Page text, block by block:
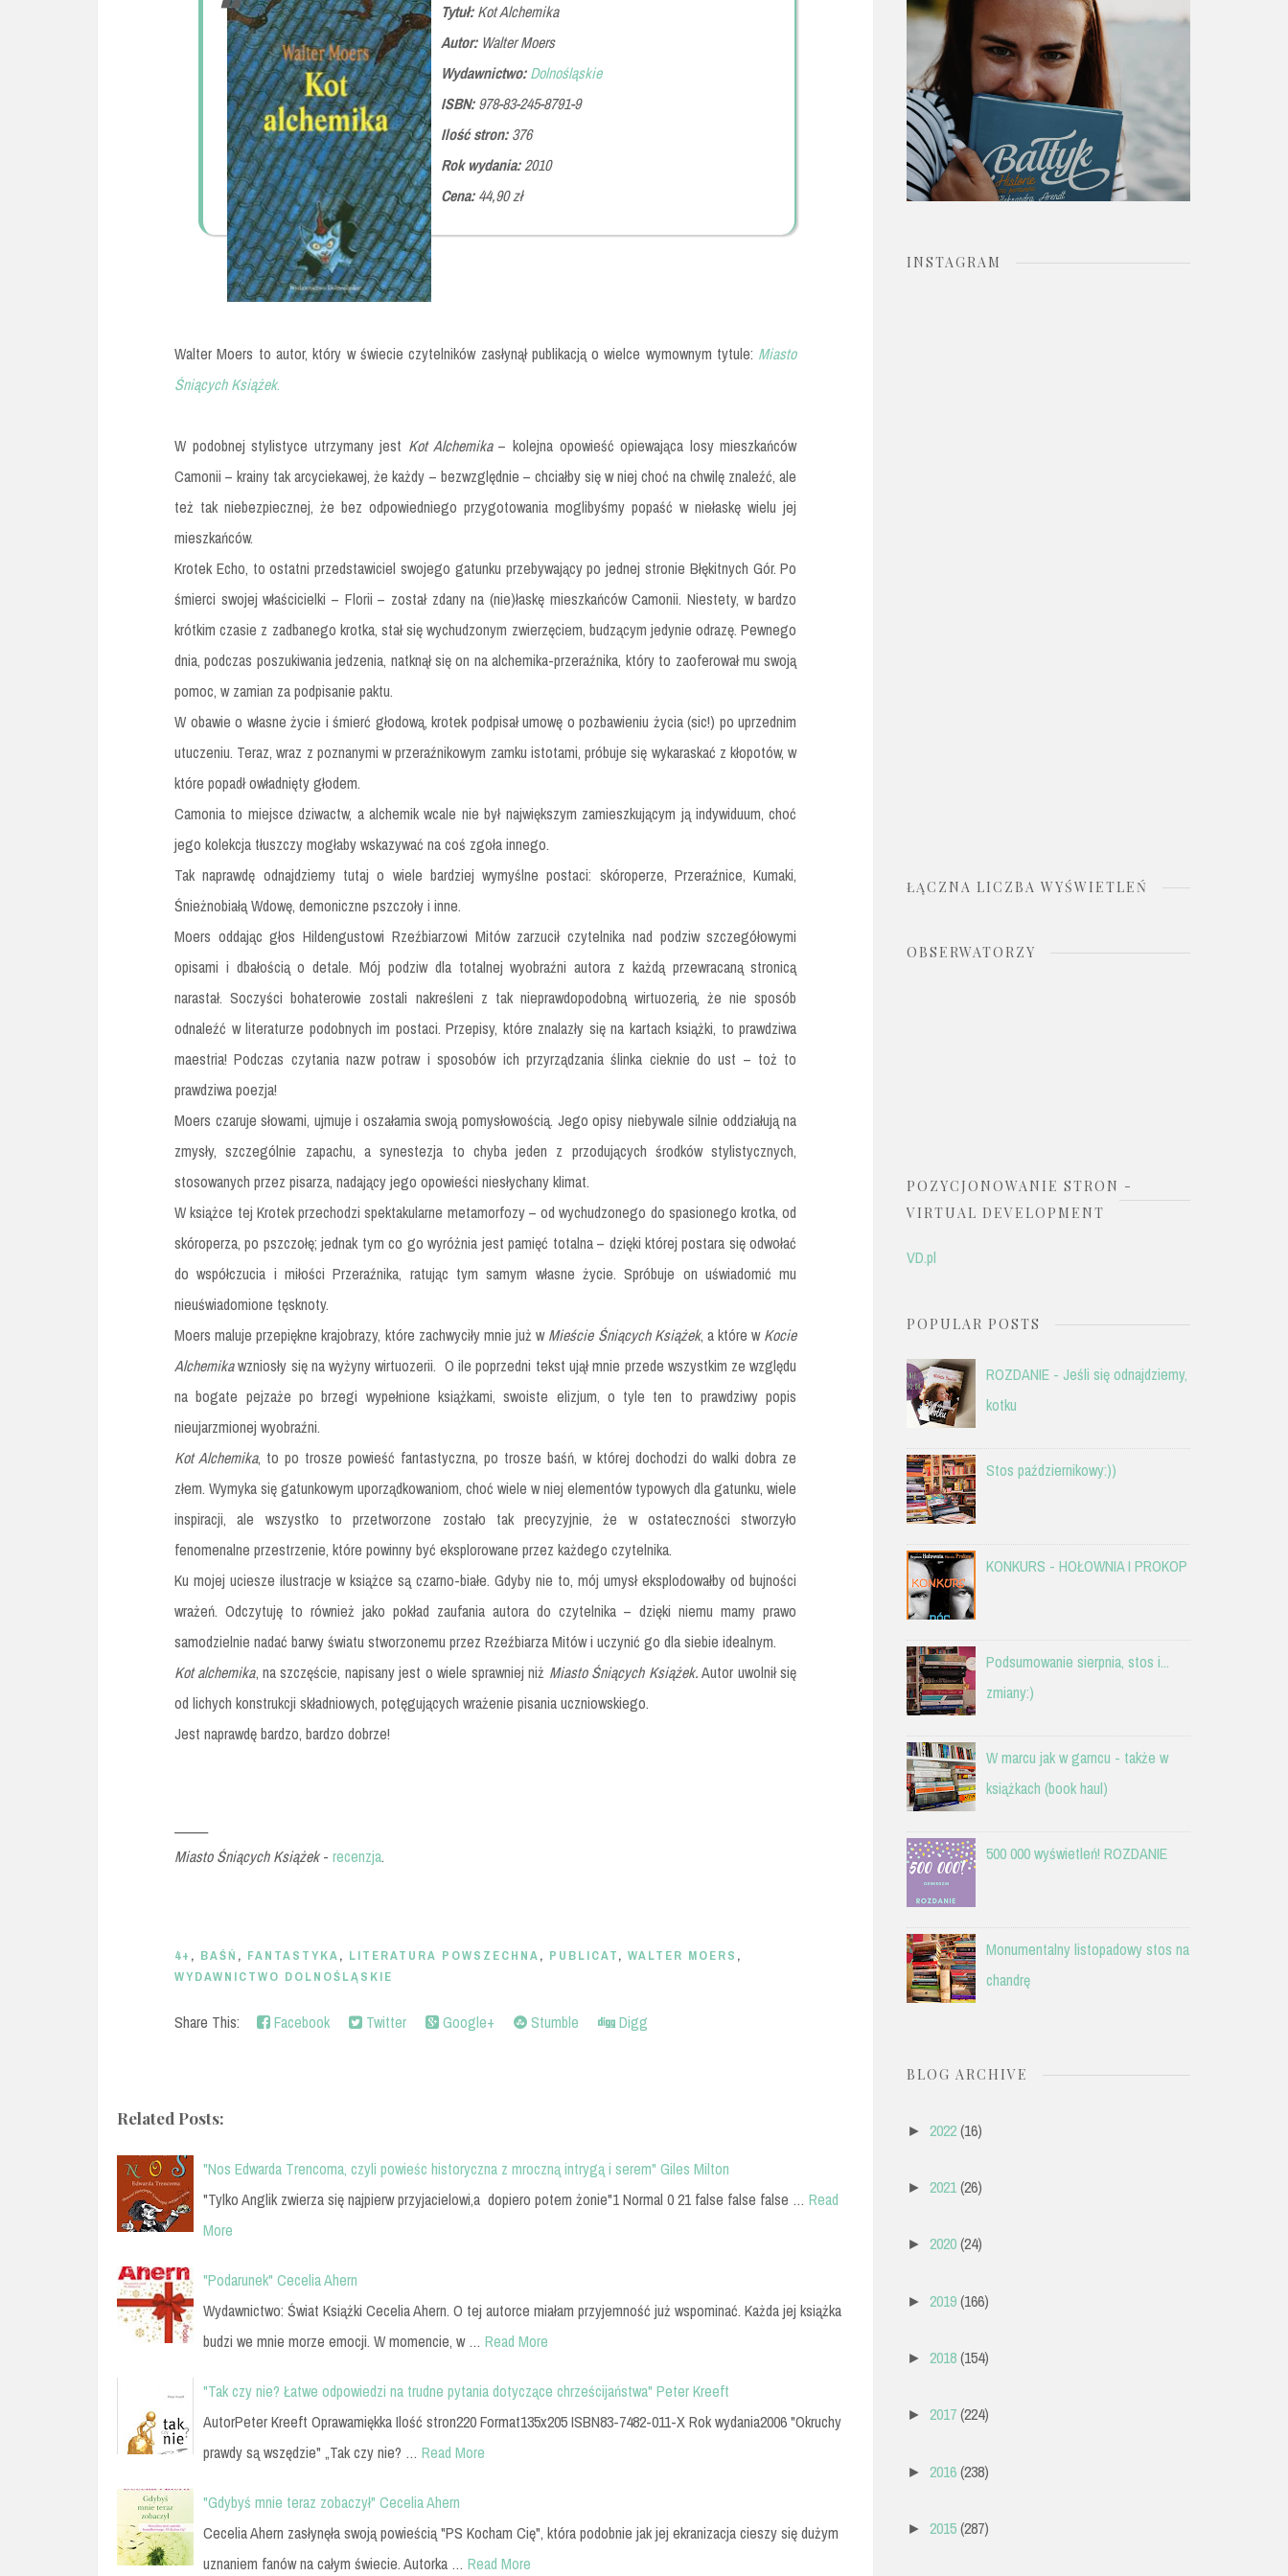
Tytuł:Kot Alchemika
Autor: Walter Moers
Wydawnictwo: Dolnośląskie
ISBN:978-83-245-8791-9
Ilość stron:376
Rok wydania:2010
Cena:44,90 zł
Walter Moers to autor, który w świecie czytelników zasłynął publikacją o wielce wymownym tytule: Miasto
Śniących Książek.
W podobnej stylistyce utrzymany jest Kot Alchemika– kolejna opowieść opiewająca losy mieszkańców
Camonii – krainy tak arcyciekawej, że każdy – bezwzględnie – chciałby się w niej choć na chwilę znaleźć, ale
też tak niebezpiecznej, że bez odpowiedniego przygotowania moglibyśmy popaść w niełaskę wielu jej
mieszkańców.
Krotek Echo, to ostatni przedstawiciel swojego gatunku przebywający po jednej stronie Błękitnych Gór. Po
śmierci swojej właścicielki – Florii – został zdany na (nie)łaskę mieszkańców Camonii. Niestety, w bardzo
krótkim czasie z zadbanego krotka, stał się wychudzonym zwierzęciem, budzącym jedynie odrazę. Pewnego
dnia, podczas poszukiwania jedzenia, natknął się on na alchemika-przeraźnika, który to zaoferował mu swoją
pomoc, w zamian za podpisanie paktu.
W obawie o własne życie i śmierć głodową, krotek podpisał umowę o pozbawieniu życia (sic!) po uprzednim
utuczeniu. Teraz, wraz z poznanymi w przeraźnikowym zamku istotami, próbuje się wykaraskać z kłopotów, w
które popadł owładnięty głodem.
Camonia to miejsce dziwactw, a alchemik wcale nie był największym zamieszkującym ją indywiduum, choć
jego kolekcja tłuszczy mogłaby wskazywać na coś zgoła innego.
Tak naprawdę odnajdziemy tutaj o wiele bardziej wymyślne postaci: skóroperze, Przeraźnice, Kumaki,
Śnieżnobiałą Wdowę, demoniczne pszczoły i inne.
Moers oddając głos Hildengustowi Rzeźbiarzowi Mitów zarzucił czytelnika nad podziw szczegółowymi
opisami i dbałością o detale. Mój podziw dla totalnej wyobraźni autora z każdą przewracaną stronicą
narastał. Soczyści bohaterowie zostali nakreśleni z tak nieprawdopodobną wirtuozerią, że nie sposób
odnaleźć w literaturze podobnych im postaci. Przepisy, które znalazły się na kartach książki, to prawdziwa
maestria! Podczas czytania nazw potraw i sposobów ich przyrządzania ślinka cieknie do ust – toż to
prawdziwa poezja!
Moers czaruje słowami, ujmuje i oszałamia swoją pomysłowością. Jego opisy niebywale silnie oddziałują na
zmysły, szczególnie zapachu, a synestezja to chyba jeden z przodujących środków stylistycznych,
stosowanych przez pisarza, nadający jego opowieści niesłychany klimat.
W książce tej Krotek przechodzi spektakularne metamorfozy – od wychudzonego do spasionego krotka, od
skóroperza, po pszczołę; jednak tym co go wyróżnia jest pamięć totalna – dzięki której postara się odwołać
do współczucia i miłości Przeraźnika, ratując tym samym własne życie. Spróbuje on uświadomić mu
nieuświadomione tęsknoty.
Moers maluje przepiękne krajobrazy, które zachwyciły mnie już wMieście Śniących Książek, a które wKocie
Alchemikawzniosły się na wyżyny wirtuozerii. O ile poprzedni tekst ujął mnie przede wszystkim ze względu
na bogate pejzaże po brzegi wypełnione książkami, swoiste elizjum, o tyle ten to prawdziwy popis
nieujarzmionej wyobraźni.
Kot Alchemika, to po trosze powieść fantastyczna, po trosze baśń, w której dochodzi do walki dobra ze
złem. Wymyka się gatunkowym uporządkowaniom, choć wiele w niej elementów typowych dla gatunku, wiele
inspiracji, ale wszystko to przetworzone zostało tak precyzyjnie, że w ostateczności stworzyło
fenomenalne przestrzenie, które powinny być eksplorowane przez każdego czytelnika.
Ku mojej uciesze ilustracje w książce są czarno-białe. Gdyby nie to, mój umysł eksplodowałby od bujności
wrażeń. Odczytuję to również jako pokład zaufania autora do czytelnika – dzięki niemu mamy prawo
samodzielnie nadać barwy światu stworzonemu przez Rzeźbiarza Mitów i uczynić go dla siebie idealnym.
Kot alchemika, na szczęście, napisany jest o wiele sprawniej niż Miasto Śniących Książek.Autor uwolnił się
od lichych konstrukcji składniowych, potęgujących wrażenie pisania uczniowskiego.
Jest naprawdę bardzo, bardzo dobrze!
Miasto Śniących Książek- recenzja.
4+ , BAŚŃ , FANTASTYKA, LITERATURA POWSZECHNA, PUBLICAT, WALTER MOERS ,
WYDAWNICTWO DOLNOŚLĄSKIE
Share This: Facebook Twitter Google+ Stumble Digg
Related Posts:
"Nos Edwarda Trencoma, czyli powieśc historyczna z mroczną intrygą i serem" Giles Milton
"Tylko Anglik zwierza się najpierw przyjacielowi,a dopiero potem żonie"1 Normal 0 21 false false false … Read
More
"Podarunek" Cecelia Ahern
Wydawnictwo: Świat Książki Cecelia Ahern. O tej autorce miałam przyjemność już wspominać. Każda jej książka
budzi we mnie morze emocji. W momencie, w … Read More
"Tak czy nie? Łatwe odpowiedzi na trudne pytania dotyczące chrześcijaństwa" Peter Kreeft
AutorPeter Kreeft Oprawamiękka Ilość stron220 Format135x205 ISBN83-7482-011-X Rok wydania2006 "Okruchy
prawdy są wszędzie" „Tak czy nie? … Read More
"Gdybyś mnie teraz zobaczył" Cecelia Ahern
Cecelia Ahern zasłynęła swoją powieścią "PS Kocham Cię", która podobnie jak jej ekranizacja cieszy się dużym
uznaniem fanów na całym świecie. Autorka … Read More
o
r
:
INSTAGRAM
ŁĄCZNA LICZBA WYŚWIETLEŃ
OBSERWATORZY
POZYCJONOWANIE STRON -
VIRTUAL DEVELOPMENT
VD.pl
POPULAR POSTS
ROZDANIE - Jeśli się odnajdziemy,
kotku
Stos październikowy:))
KONKURS - HOŁOWNIA I PROKOP
Podsumowanie sierpnia, stos i...
zmiany:)
W marcu jak w garncu - także w
książkach (book haul)
500 000 wyświetleń! ROZDANIE
Monumentalny listopadowy stos na
chandrę
BLOG ARCHIVE
► 2022 (16)
► 2021 (26)
► 2020 (24)
► 2019 (166)
► 2018 (154)
► 2017 (224)
► 2016 (238)
► 2015 (287)